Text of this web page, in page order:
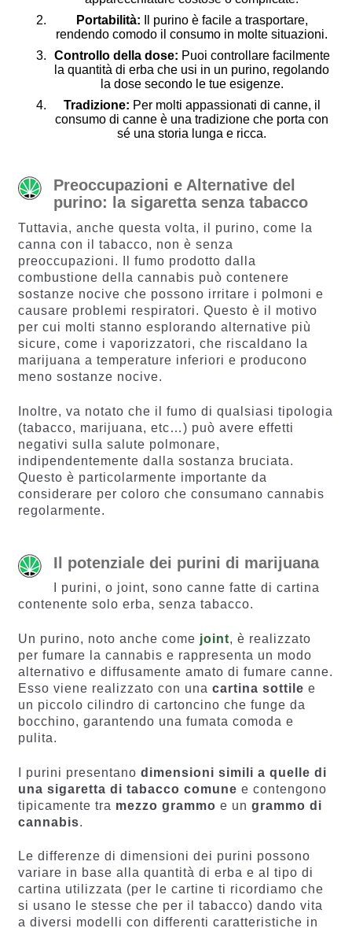
Portabilità: Il purino è facile a trasportare,
rendendo comodo il consumo in molte situazioni.
Controllo della dose: Puoi controllare facilmente
la quantità di erba che usi in un purino, regolando
la dose secondo le tue esigenze.
Tradizione: Per molti appassionati di canne, il
consumo di canne è una tradizione che porta con
sé una storia lunga e ricca.
Preoccupazioni e Alternative del
purino: la sigaretta senza tabacco
Tuttavia, anche questa volta, il purino, come la
canna con il tabacco, non è senza
preoccupazioni. Il fumo prodotto dalla
combustione della cannabis può contenere
sostanze nocive che possono irritare i polmoni e
causare problemi respiratori. Questo è il motivo
per cui molti stanno esplorando alternative più
sicure, come i vaporizzatori, che riscaldano la
marijuana a temperature inferiori e producono
meno sostanze nocive.
Inoltre, va notato che il fumo di qualsiasi tipologia
(tabacco, marijuana, etc…) può avere effetti
negativi sulla salute polmonare,
indipendentemente dalla sostanza bruciata.
Questo è particolarmente importante da
considerare per coloro che consumano cannabis
regolarmente.
Il potenziale dei purini di marijuana
I purini, o joint, sono canne fatte di cartina
contenente solo erba, senza tabacco.
Un purino, noto anche come joint, è realizzato
per fumare la cannabis e rappresenta un modo
alternativo e diffusamente amato di fumare canne.
Esso viene realizzato con una cartina sottile e
un piccolo cilindro di cartoncino che funge da
bocchino, garantendo una fumata comoda e
pulita.
I purini presentano dimensioni simili a quelle di
una sigaretta di tabacco comune e contengono
tipicamente tra mezzo grammo e un grammo di
cannabis.
Le differenze di dimensioni dei purini possono
variare in base alla quantità di erba e al tipo di
cartina utilizzata (per le cartine ti ricordiamo che
si usano le stesse che per il tabacco) dando vita
a diversi modelli con differenti caratteristiche in